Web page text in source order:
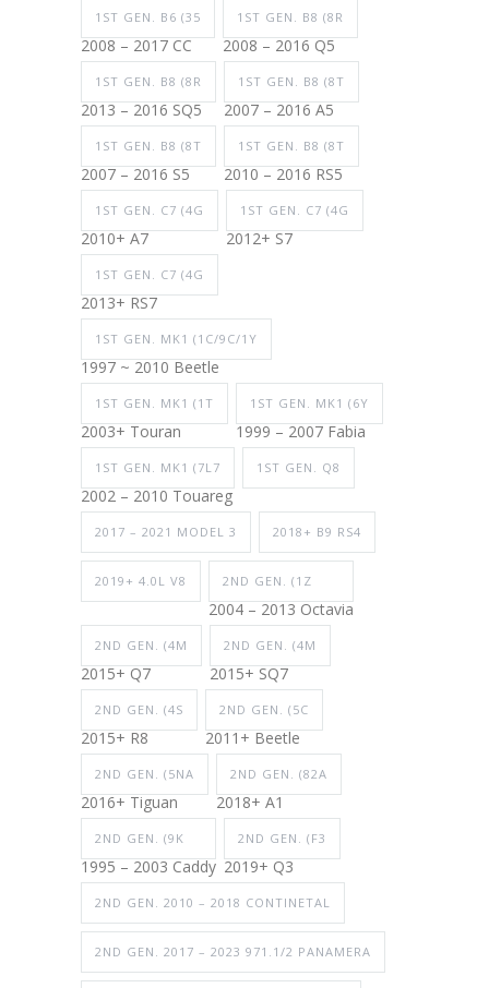
1ST GEN. B6 (35
2008 – 2017 CC
1ST GEN. B8 (8R
2008 – 2016 Q5
1ST GEN. B8 (8R
2013 – 2016 SQ5
1ST GEN. B8 (8T
2007 – 2016 A5
1ST GEN. B8 (8T
2007 – 2016 S5
1ST GEN. B8 (8T
2010 – 2016 RS5
1ST GEN. C7 (4G
2010+ A7
1ST GEN. C7 (4G
2012+ S7
1ST GEN. C7 (4G
2013+ RS7
1ST GEN. MK1 (1C/9C/1Y
1997 ~ 2010 Beetle
1ST GEN. MK1 (1T
2003+ Touran
1ST GEN. MK1 (6Y
1999 – 2007 Fabia
1ST GEN. MK1 (7L7
2002 – 2010 Touareg
1ST GEN. Q8
2017 – 2021 MODEL 3 2018+ B9 RS4
2019+ 4.0L V8 2ND GEN. (1Z
2004 – 2013 Octavia
2ND GEN. (4M
2015+ Q7
2ND GEN. (4M
2015+ SQ7
2ND GEN. (4S
2015+ R8
2ND GEN. (5C
2011+ Beetle
2ND GEN. (5NA
2016+ Tiguan
2ND GEN. (82A
2018+ A1
2ND GEN. (9K
1995 – 2003 Caddy
2ND GEN. (F3
2019+ Q3
2ND GEN. 2010 – 2018 CONTINETAL
2ND GEN. 2017 – 2023 971.1/2 PANAMERA